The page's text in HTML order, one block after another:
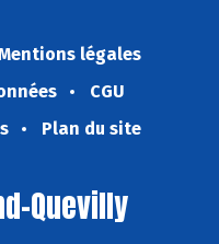
légales
CGU
Plan du site
Quevilly